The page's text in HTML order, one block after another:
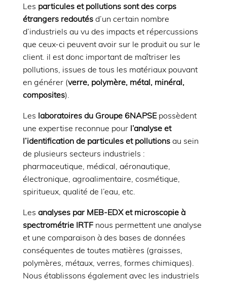
Les particules et pollutions sont des corps
étrangers redoutésd’un certain nombre
d’industriels au vu des impacts et répercussions
que ceux-ci peuvent avoir sur le produit ou sur le
client. il est donc important de maîtriser les
pollutions, issues de tous les matériaux pouvant
en générer (verre, polymère, métal, minéral,
composites).
Les laboratoires du Groupe 6NAPSEpossèdent
une expertise reconnue pour l’analyse et
l’identification de particules et pollutionsau sein
de plusieurs secteurs industriels :
pharmaceutique, médical, aéronautique,
électronique, agroalimentaire, cosmétique,
spiritueux, qualité de l’eau, etc.
Les analyses par MEB-EDX et microscopie à
spectrométrie IRTFnous permettent une analyse
et une comparaison à des bases de données
conséquentes de toutes matières (graisses,
polymères, métaux, verres, formes chimiques).
Nous établissons également avec les industriels